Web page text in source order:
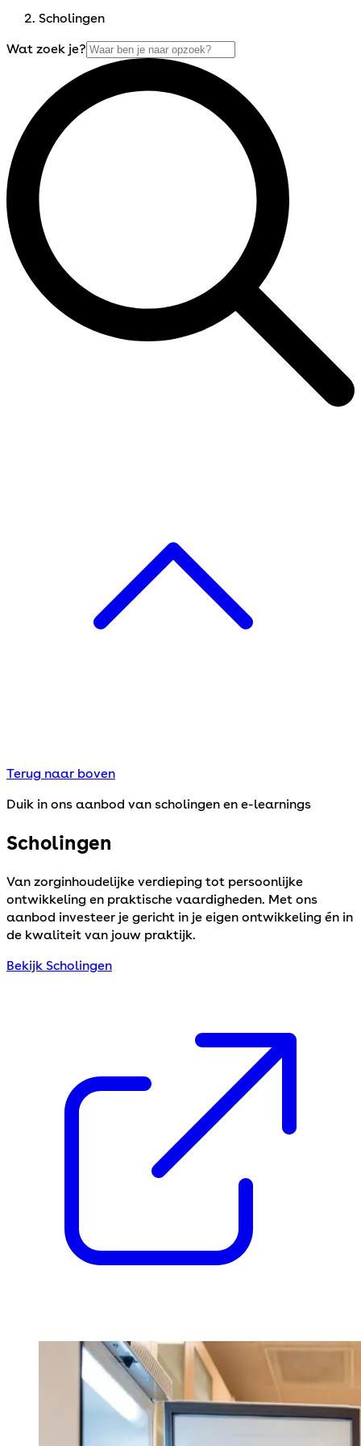
Scholingen
Wat zoek je?
Terug naar boven
Duik in ons aanbod van scholingen en e-learnings
Scholingen
Van zorginhoudelijke verdieping tot persoonlijke
ontwikkeling en praktische vaardigheden. Met ons
aanbod investeer je gericht in je eigen ontwikkeling én in
de kwaliteit van jouw praktijk.
Bekijk Scholingen